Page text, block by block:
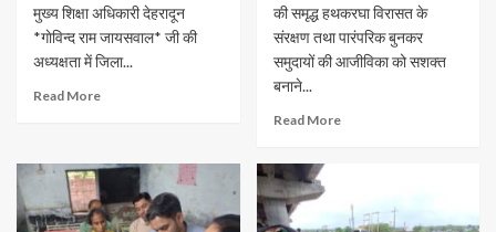
मुख्य शिक्षा अधिकारी देहरादून
*गाेविन्द राम जायसवाल* जी की
अध्यक्षता में जिला...
Read More
की समृद्ध हथकरघा विरासत के
संरक्षण तथा पारंपरिक बुनकर
समुदायों की आजीविका को सशक्त
बनाने...
Read More